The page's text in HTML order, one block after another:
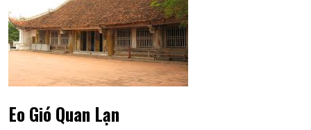
Eo Gió Quan Lạn